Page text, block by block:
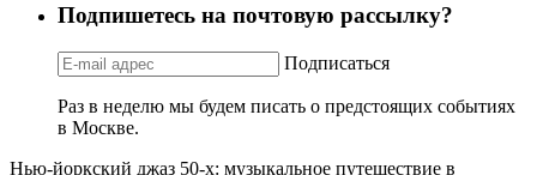
Подпишетесь на почтовую рассылку?
Подписаться
Раз в неделю мы будем писать о предстоящих событиях
в Москве.
Нью-йоркский джаз 50-х: музыкальное путешествие в